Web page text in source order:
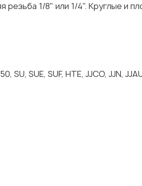
1/8" или 1/4". Круглые и
SUE, SUF, HTE, JJCO, JJN,